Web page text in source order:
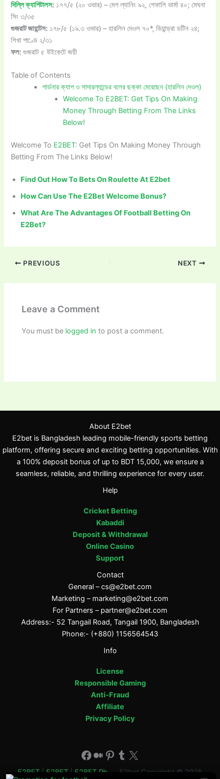
দিল্লি ক্যাপিটালস: ১৭৭/৫ (২০ ওভার) – মেগ ল্যানিং ৯২, শেফালি ভার্মা ৪০; মেঘনা
সিং ৩/৩৫
গুজরাট জায়ান্টস: ১৭৮/৫ (১৯.৩ ওভার) – হারলিন দেওল ৭০*, ডিয়ান্ড্রা ডটিন ২৪;
শিখা পাণ্ডে ২/৩১
ফল: গুজরাট ৫ উইকেটে জয়ী
Table of Contents
গার্ডনার ক্যাপ ও সাদারল্যান্ডের বলের ছক্কা মেরেছেন (হারলিন দেওল)
Welcome To E2BET: Get Tips On Making
Money Through Betting From The Links
Below!
Welcome To E2BET: Get Tips On Making Money Through
Betting From The Links Below!
Find Out How To Bets On Roulette At E2bet
How Can Use The E2Bet Welcome Bonus?
What Are The Advantages Of Football Betting On
E2Bet?
PREVIOUS NEXT
Leave a Comment
You must be logged in to post a comment.
About E2bet
E2bet is Bangladesh leading mobile-friendly sports betting
platform, offering secure and exciting betting opportunities. With
a 100% deposit bonus of up to BDT 15,000, we ensure a
seamless, reliable, and thrilling experience for every user.
Help
Cricket Betting
Kabaddi
Deposit & Withdrawal
Online Casino
Support
Contact
General –cs@e2bet.com
Marketing – marketing@e2bet.com
For Partners – partner@e2bet.com
Address:- 52 Tangail Road, Tangail 1900, Bangladesh
Phone:- (+880) 1156564543
Info
License
Responsible Gaming
Anti-Fraud
Affiliate
Privacy Policy
Facebook
Medium
Pinterest
Tumblr
X
E2BET | E2BET | E2BET Ph E2bet Copyright © 2025